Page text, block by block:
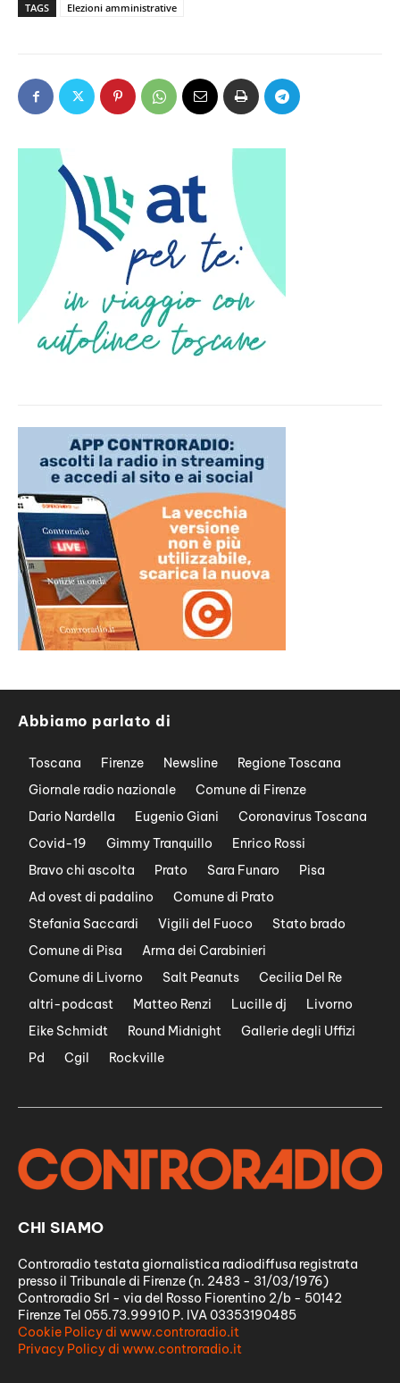
TAGS Elezioni amministrative
Abbiamo parlato di
Toscana Firenze Newsline
Regione Toscana
Giornale radio nazionale
Comune di Firenze
Dario Nardella
Eugenio Giani
Coronavirus Toscana
Covid-19
Gimmy Tranquillo
Enrico Rossi
Bravo chi ascolta
Prato Sara Funaro
Pisa
Ad ovest di padalino
Comune di Prato
Stefania Saccardi
Vigili del Fuoco
Stato brado
Comune di Pisa
Arma dei Carabinieri
Comune di Livorno
Salt Peanuts
Cecilia Del Re
altri-podcast
Matteo Renzi Lucille dj
Livorno
Eike Schmidt
Round Midnight
Gallerie degli Uffizi
Pd
Cgil Rockville
CHI SIAMO
Controradio testata giornalistica radiodiffusa registrata
presso il Tribunale di Firenze (n. 2483 - 31/03/1976)
Controradio Srl - via del Rosso Fiorentino 2/b - 50142
Firenze Tel 055.73.99910 P. IVA 03353190485
Cookie Policy di www.controradio.it
Privacy Policy di www.controradio.it